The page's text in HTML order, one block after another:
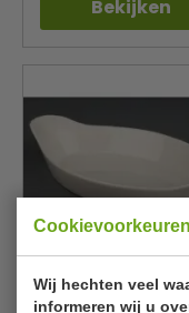
Cookievoorkeuren
Wij hechten veel
informeren wij u
Bekijken
Wit | 12 x 20 cm